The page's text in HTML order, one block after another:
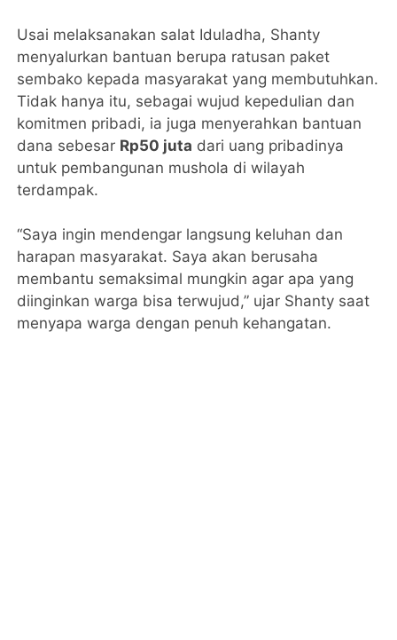
Usai melaksanakan salat Iduladha, Shanty
menyalurkan bantuan berupa ratusan paket
sembako kepada masyarakat yang membutuhkan.
Tidak hanya itu, sebagai wujud kepedulian dan
komitmen pribadi, ia juga menyerahkan bantuan
dana sebesar Rp50 juta dari uang pribadinya
untuk pembangunan mushola di wilayah
terdampak.
“Saya ingin mendengar langsung keluhan dan
harapan masyarakat. Saya akan berusaha
membantu semaksimal mungkin agar apa yang
diinginkan warga bisa terwujud,” ujar Shanty saat
menyapa warga dengan penuh kehangatan.